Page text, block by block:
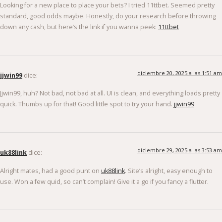
Looking for a new place to place your bets? I tried 11ttbet. Seemed pretty
standard, good odds maybe. Honestly, do your research before throwing
down any cash, but here’s the link if you wanna peek: 11ttbet
jjwin99 dice: diciembre 20, 2025 a las 1:51 am
Jjwin99, huh? Not bad, not bad at all. UI is clean, and everything loads pretty
quick. Thumbs up for that! Good little spot to try your hand. jjwin99
uk88link dice: diciembre 29, 2025 a las 3:53 am
Alright mates, had a good punt on uk88link. Site’s alright, easy enough to
use. Won a few quid, so can’t complain! Give it a go if you fancy a flutter.